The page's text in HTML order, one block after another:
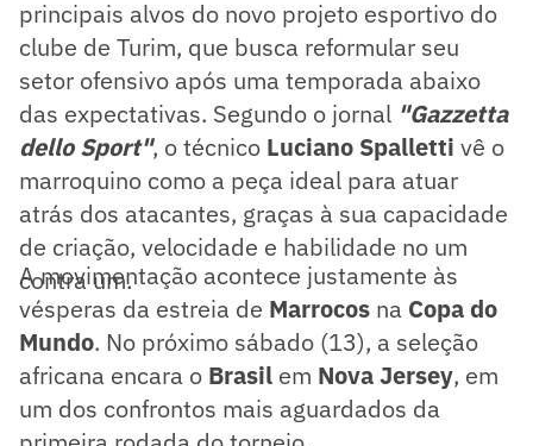
principais alvos do novo projeto esportivo do
clube de Turim, que busca reformular seu
setor ofensivo após uma temporada abaixo
das expectativas. Segundo o jornal "Gazzetta
dello Sport", o técnico Luciano Spalletti vê o
marroquino como a peça ideal para atuar
atrás dos atacantes, graças à sua capacidade
de criação, velocidade e habilidade no um
contra um.
A movimentação acontece justamente às
vésperas da estreia de Marrocos na Copa do
Mundo. No próximo sábado (13), a seleção
africana encara o Brasil em Nova Jersey, em
um dos confrontos mais aguardados da